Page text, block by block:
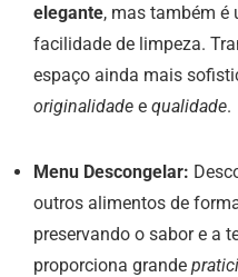
elegante, mas também é
facilidade de limpeza.
espaço ainda mais
originalidade e qualidade.
Menu Descongelar:
outros alimentos de
preservando o sabor e a
proporciona grande